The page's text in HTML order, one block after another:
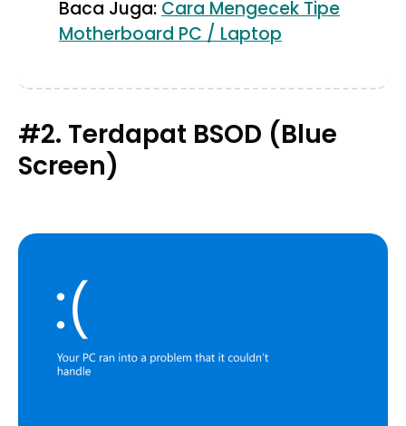
Baca Juga: Cara Mengecek Tipe
Motherboard PC / Laptop
#2. Terdapat BSOD (Blue
Screen)